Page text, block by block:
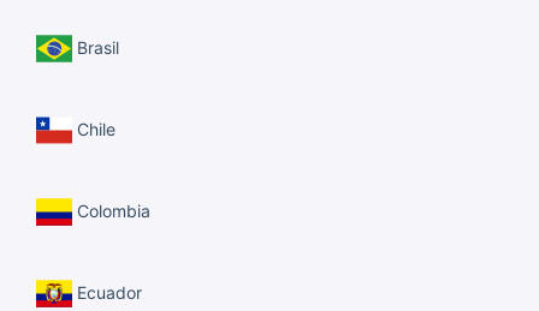
Brasil
Chile
Colombia
Ecuador